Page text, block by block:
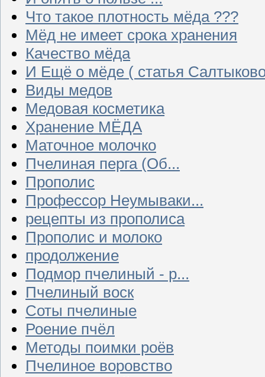
Что такое плотность мёда ???
Мёд не имеет срока хранения
Качество мёда
И Ещё о мёде ( статья
Виды медов
Медовая косметика
Хранение МЁДА
Маточное молочко
Пчелиная перга (Об...
Прополис
Профессор Неумываки...
рецепты из прополиса
Прополис и молоко
продолжение
Подмор пчелиный - р...
Пчелиный воск
Соты пчелиные
Роение пчёл
Методы поимки роёв
Пчелиное воровство